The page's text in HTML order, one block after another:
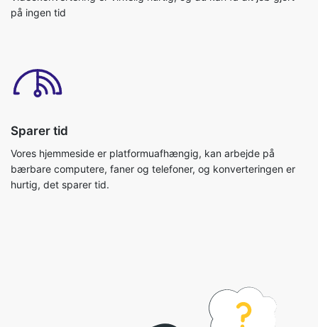
på ingen tid
Sparer tid
Vores hjemmeside er platformuafhængig, kan arbejde på
bærbare computere, faner og telefoner, og konverteringen er
hurtig, det sparer tid.